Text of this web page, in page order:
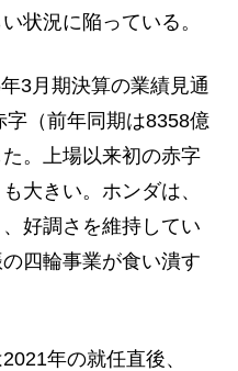
状況に陥っている。
3月期決算の業績見通
字（前年同期は8358億
。上場以来初の赤字
大きい。ホンダは、
好調さを維持してい
四輪事業が食い潰す
年の就任直後、